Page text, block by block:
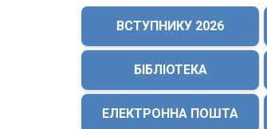
ВСТУПНИКУ 2026
БІБЛІОТЕКА
ЕЛЕКТРОННА ПОШТА